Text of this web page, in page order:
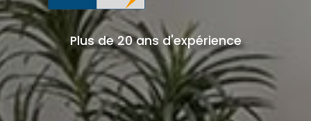
Plus de 20 ans d'expérience